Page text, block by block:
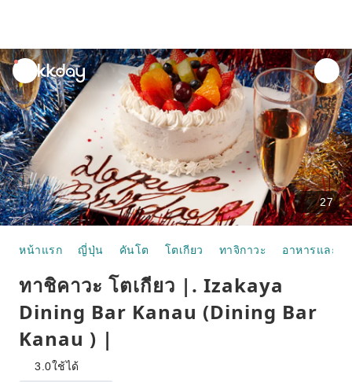
unread
notifications
27
หน้าแรก ญี่ปุ่น คันโต โตเกียว ทาจิกาวะ อาหารและห้
ทาชิคาวะ โตเกียว |. Izakaya
Dining Bar Kanau (Dining Bar
Kanau ) |
3.0ใช้ได้